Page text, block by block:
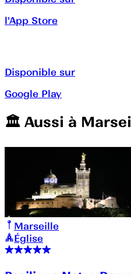
l'App Store
Disponible sur
Google Play
🏛️️ Aussi à
Marseille
Église